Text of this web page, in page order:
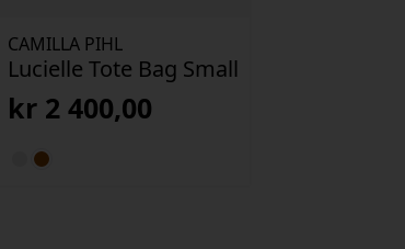
CAMILLA PIHL
Lucielle Tote Bag Small
kr 2 400,00